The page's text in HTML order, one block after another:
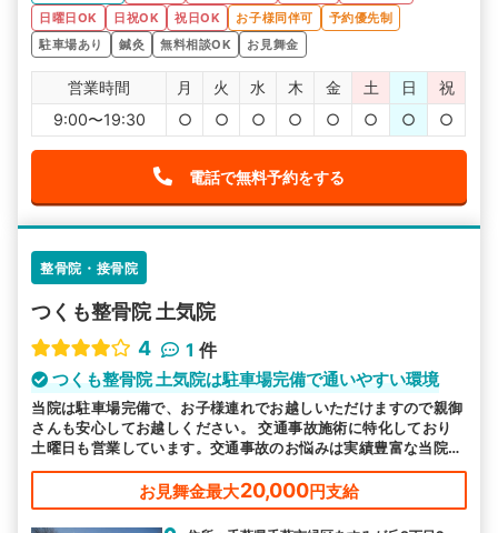
日曜日OK
日祝OK 祝日OK お子様同伴可
予約優先制
駐車場あり
鍼灸 無料相談OK お見舞金
営業時間 月 火 水 木 金 土 日
祝
9:00〜19:30
○ ○ ○ ○ ○ ○ ○ ○
電話で無料予約をする
整骨院・接骨院
つくも整骨院 土気院
4
1 件
つくも整骨院 土気院は駐車場完備で通いやすい環境
当院は駐車場完備で、お子様連れでお越しいただけますので親御
さんも安心してお越しください。 交通事故施術に特化しており
土曜日も営業しています。交通事故のお悩みは実績豊富な当院へ
お任せください。
お見舞金最大20,000円支給